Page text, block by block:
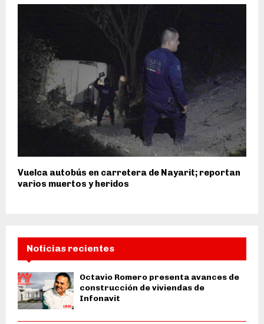
Vuelca autobús en carretera de Nayarit; reportan
varios muertos y heridos
Noticias recientes
Octavio Romero presenta avances de
construcción de viviendas de
Infonavit